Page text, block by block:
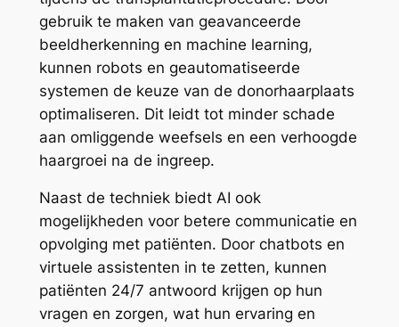
gebruik te maken van geavanceerde
beeldherkenning en machine learning,
kunnen robots en geautomatiseerde
systemen de keuze van de donorhaarplaats
optimaliseren. Dit leidt tot minder schade
aan omliggende weefsels en een verhoogde
haargroei na de ingreep.
Naast de techniek biedt AI ook
mogelijkheden voor betere communicatie en
opvolging met patiënten. Door chatbots en
virtuele assistenten in te zetten, kunnen
patiënten 24/7 antwoord krijgen op hun
vragen en zorgen, wat hun ervaring en